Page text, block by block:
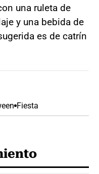
una ruleta de
y una bebida de
es de catrín
Fiesta